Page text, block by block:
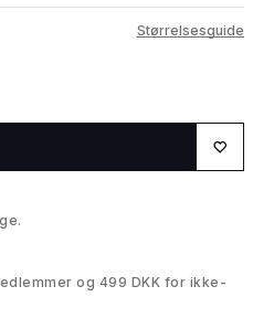
Størrelsesguide
og 499 DKK for ikke-